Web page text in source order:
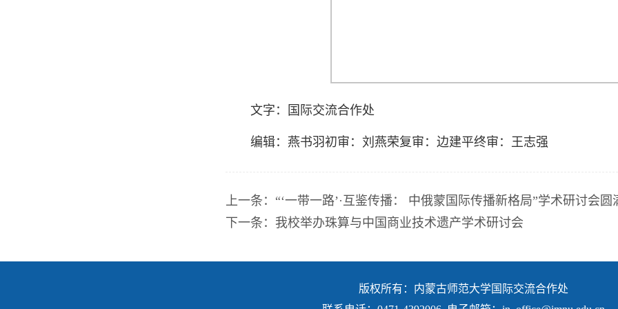
文字：国际交流合作处
编辑：燕书羽初审：刘燕荣复审：边建平终审：王志强
上一条： “‘一带一路’·互鉴传播： 中俄蒙国际传播新格局”学术研讨会圆
下一条： 我校举办珠算与中国商业技术遗产学术研讨会
版权所有：内蒙古师范大学国际交流合作处